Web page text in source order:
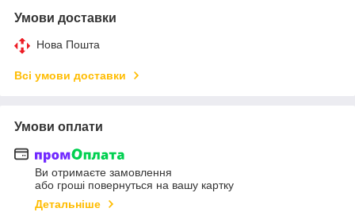
Умови доставки
Нова Пошта
Всі умови доставки
Умови оплати
Ви отримаєте замовлення
або гроші повернуться на вашу картку
Детальніше